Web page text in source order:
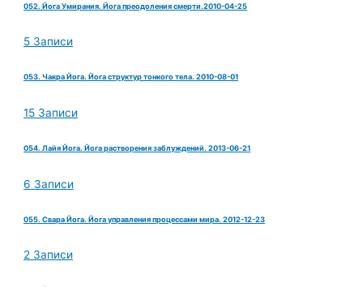
052. Йога Умирания. Йога преодоления смерти.2010-04-25
5 Записи
053. Чакра Йога. Йога структур тонкого тела. 2010-08-01
15 Записи
054. Лайя Йога. Йога растворения заблуждений. 2013-06-21
6 Записи
055. Свара Йога. Йога управления процессами мира. 2012-12-23
2 Записи